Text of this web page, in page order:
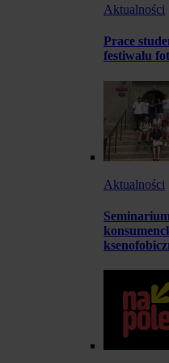
Aktualności
Prace
festiwalu
Aktualności